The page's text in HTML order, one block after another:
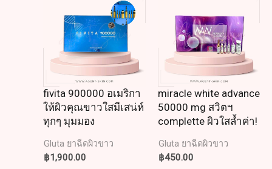
fivita 900000 อเมริกา
ให้ผิวคุณขาวใสมีเสน่ห์
ทุกๆ มุมมอง
Gluta ยาฉีดผิวขาว
฿1,900.00
miracle white advance
50000 mg สวิตฯ
complette ผิวใสล้ำค่า!
Gluta ยาฉีดผิวขาว
฿450.00